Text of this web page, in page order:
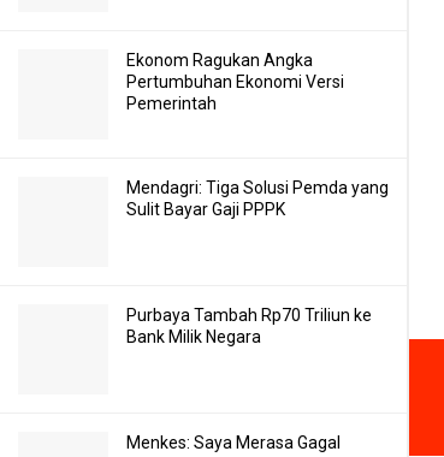
Ekonom Ragukan Angka
Pertumbuhan Ekonomi Versi
Pemerintah
Mendagri: Tiga Solusi Pemda yang
Sulit Bayar Gaji PPPK
Purbaya Tambah Rp70 Triliun ke
Bank Milik Negara
Menkes: Saya Merasa Gagal